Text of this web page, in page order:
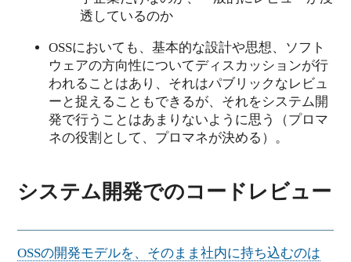
透しているのか
OSSにおいても、基本的な設計や思想、ソフト
ウェアの方向性についてディスカッションが行
われることはあり、それはパブリックなレビュ
ーと捉えることもできるが、それをシステム開
発で行うことはあまりないように思う（プロマ
ネの役割として、プロマネが決める）。
システム開発でのコードレビュー
OSSの開発モデルを、そのまま社内に持ち込むのは